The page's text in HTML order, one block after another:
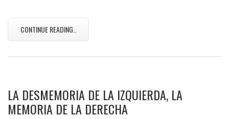
CONTINUE READING..
LA DESMEMORIA DE LA IZQUIERDA, LA
MEMORIA DE LA DERECHA